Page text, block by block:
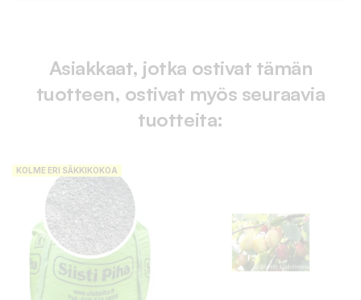
Asiakkaat, jotka ostivat tämän
tuotteen, ostivat myös seuraavia
tuotteita:
KOLME ERI SÄKKIKOKOA